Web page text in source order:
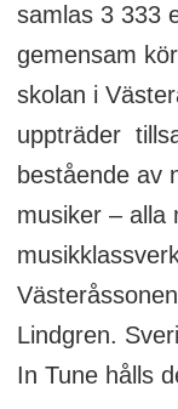
samlas 3 333
gemensam
skolan i
uppträder
bestående av
musiker – alla
Lindgren.
In Tune hålls